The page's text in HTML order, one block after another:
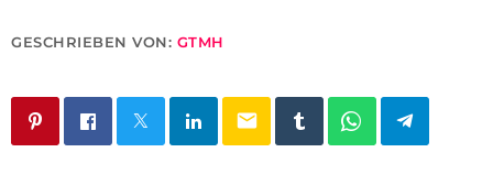
GESCHRIEBEN VON: GTMH
email